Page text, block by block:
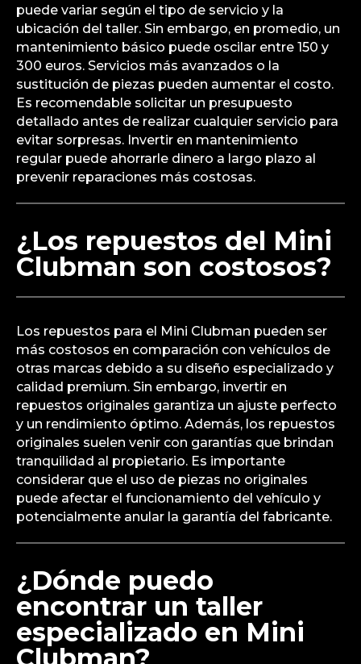
puede variar según el tipo de servicio y la
ubicación del taller. Sin embargo, en promedio, un
mantenimiento básico puede oscilar entre 150 y
300 euros. Servicios más avanzados o la
sustitución de piezas pueden aumentar el costo.
Es recomendable solicitar un presupuesto
detallado antes de realizar cualquier servicio para
evitar sorpresas. Invertir en mantenimiento
regular puede ahorrarle dinero a largo plazo al
prevenir reparaciones más costosas.
¿Los repuestos del Mini
Clubman son costosos?
Los repuestos para el Mini Clubman pueden ser
más costosos en comparación con vehículos de
otras marcas debido a su diseño especializado y
calidad premium. Sin embargo, invertir en
repuestos originales garantiza un ajuste perfecto
y un rendimiento óptimo. Además, los repuestos
originales suelen venir con garantías que brindan
tranquilidad al propietario. Es importante
considerar que el uso de piezas no originales
puede afectar el funcionamiento del vehículo y
potencialmente anular la garantía del fabricante.
¿Dónde puedo
encontrar un taller
especializado en Mini